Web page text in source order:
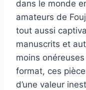
dans le monde
amateurs de
tout aussi
manuscrits et
moins
format, ces
d’une valeur